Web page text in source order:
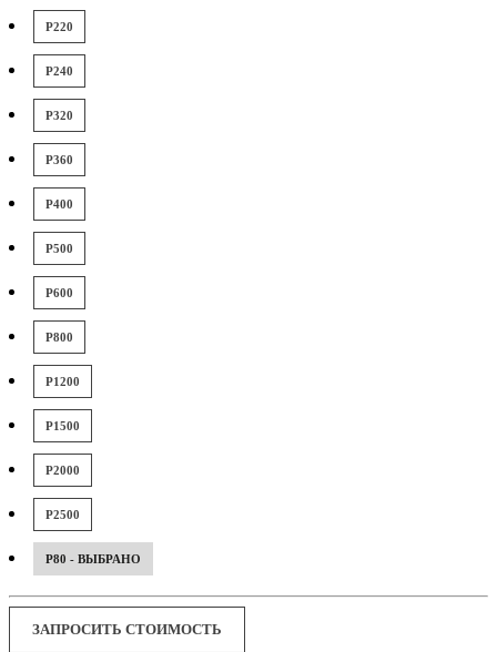
P220
P240
P320
P360
P400
P500
P600
P800
P1200
P1500
P2000
P2500
P80 - ВЫБРАНО
ЗАПРОСИТЬ СТОИМОСТЬ